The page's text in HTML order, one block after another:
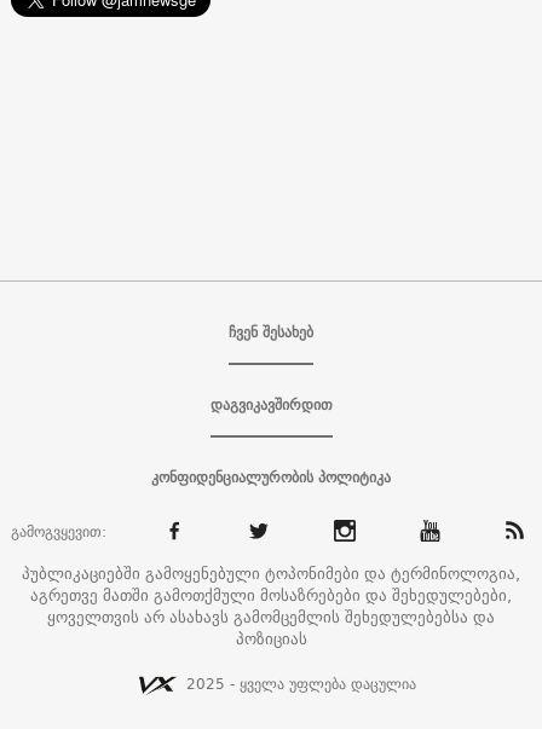
ჩვენ შესახებ
დაგვიკავშირდით
კონფიდენციალურობის პოლიტიკა
გამოგვყევით:
პუბლიკაციებში გამოყენებული ტოპონიმები და ტერმინოლოგია,
აგრეთვე მათში გამოთქმული მოსაზრებები და შეხედულებები,
ყოველთვის არ ასახავს გამომცემლის შეხედულებებსა და
პოზიციას
2025 - ყველა უფლება დაცულია